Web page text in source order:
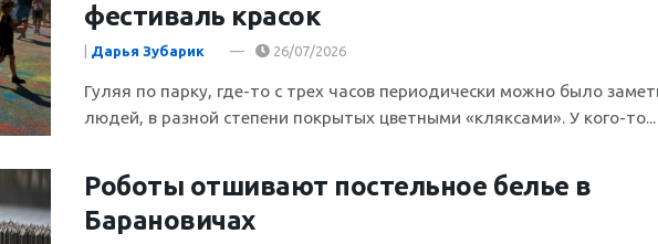
фестиваль красок
Дарья Зубарик 26/07/2026
Гуляя по парку, где-то с трех часов периодически можно было
людей, в разной степени покрытых цветными «кляксами». У кого-то...
Роботы отшивают постельное белье в
Барановичах